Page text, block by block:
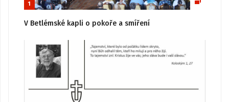
1
V Betlémské kapli o pokoře a smíření